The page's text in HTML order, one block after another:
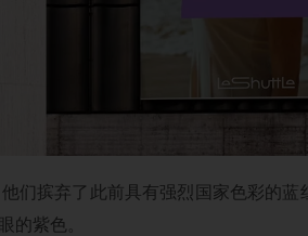
们摈弃了此前具有强烈国家色彩的蓝
的紫色。